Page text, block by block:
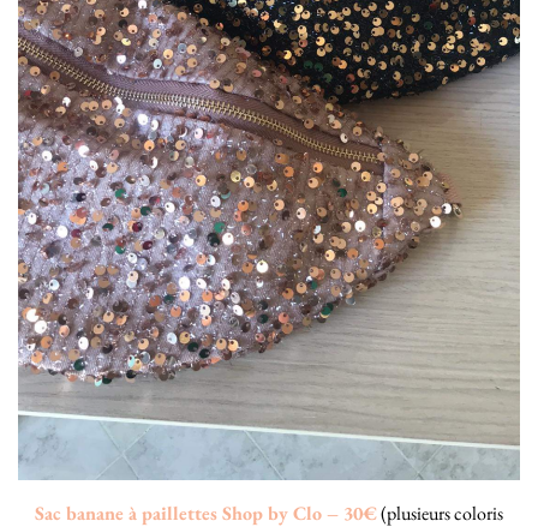
Sac banane à paillettes Shop by Clo – 30€(plusieurs coloris